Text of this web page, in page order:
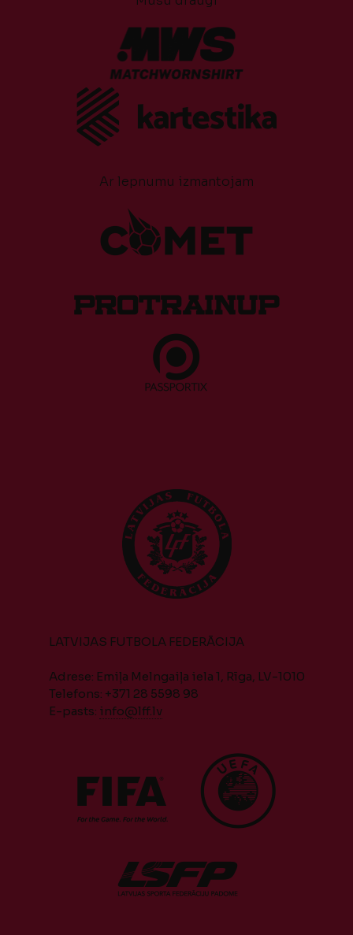
Ar lepnumu izmantojam
LATVIJAS FUTBOLA FEDERĀCIJA
Adrese: Emiļa Melngaiļa iela 1, Rīga, LV-1010
Telefons: +371 28 5598 98
E-pasts: info@lff.lv